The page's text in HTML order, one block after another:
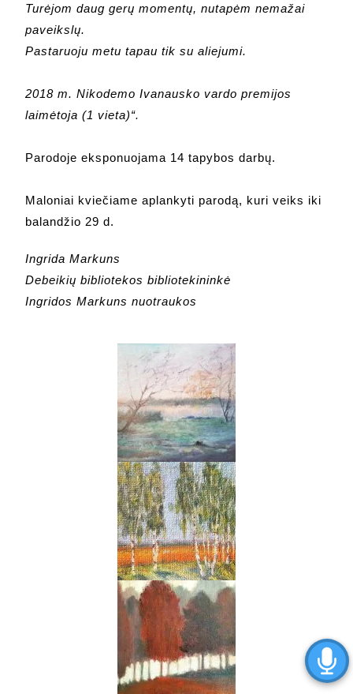
Turėjom daug gerų momentų, nutapėm nemažai
paveikslų.
Pastaruoju metu tapau tik su aliejumi.
2018 m. Nikodemo Ivanausko vardo premijos
laimėtoja (1 vieta)“.
Parodoje eksponuojama 14 tapybos darbų.
Maloniai kviečiame aplankyti parodą, kuri veiks iki
balandžio 29 d.
Ingrida Markuns
Debeikių bibliotekos bibliotekininkė
Ingridos Markuns nuotraukos